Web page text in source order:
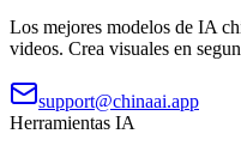
Los mejores modelos de IA
videos. Crea visuales en
support@chinaai.app
Herramientas IA